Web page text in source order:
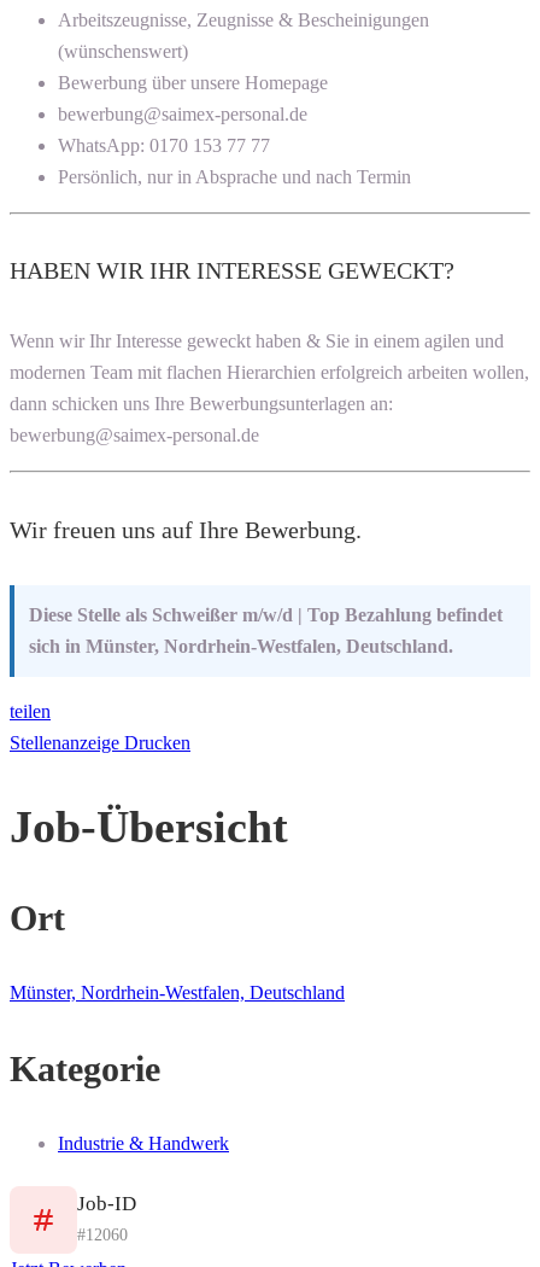
Arbeitszeugnisse, Zeugnisse & Bescheinigungen
(wünschenswert)
Bewerbung über unsere Homepage
bewerbung@saimex-personal.de
WhatsApp: 0170 153 77 77
Persönlich, nur in Absprache und nach Termin
HABEN WIR IHR INTERESSE GEWECKT?
Wenn wir Ihr Interesse geweckt haben & Sie in einem agilen und
modernen Team mit flachen Hierarchien erfolgreich arbeiten wollen,
dann schicken uns Ihre Bewerbungsunterlagen an:
bewerbung@saimex-personal.de
Wir freuen uns auf Ihre Bewerbung.
Diese Stelle als Schweißer m/w/d | Top Bezahlung befindet
sich in Münster, Nordrhein-Westfalen, Deutschland.
teilen
Stellenanzeige Drucken
Job-Übersicht
Ort
Münster, Nordrhein-Westfalen, Deutschland
Kategorie
Industrie & Handwerk
Job-ID
#12060